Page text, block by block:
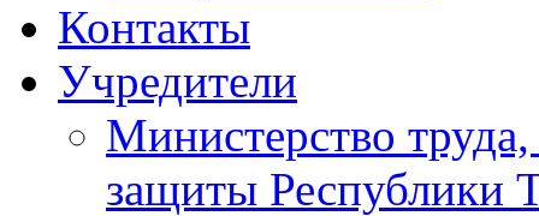
Контакты
Учредители
Министерство
защиты Республики